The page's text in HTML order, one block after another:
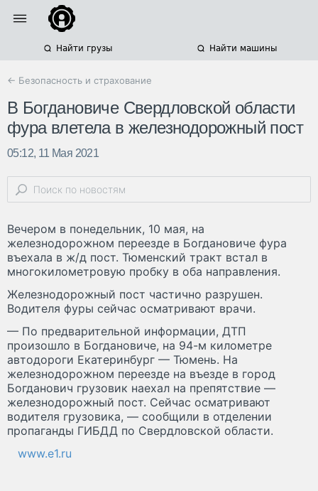
Найти грузы Найти машины
← Безопасность и страхование
В Богдановиче Свердловской области
фура влетела в железнодорожный пост
05:12, 11 Мая 2021
Вечером в понедельник, 10 мая, на
железнодорожном переезде в Богдановиче фура
въехала в ж/д пост. Тюменский тракт встал в
многокилометровую пробку в оба направления.
Железнодорожный пост частично разрушен.
Водителя фуры сейчас осматривают врачи.
— По предварительной информации, ДТП
произошло в Богдановиче, на 94-м километре
автодороги Екатеринбург — Тюмень. На
железнодорожном переезде на въезде в город
Богданович грузовик наехал на препятствие —
железнодорожный пост. Сейчас осматривают
водителя грузовика, — сообщили в отделении
пропаганды ГИБДД по Свердловской области.
www.e1.ru